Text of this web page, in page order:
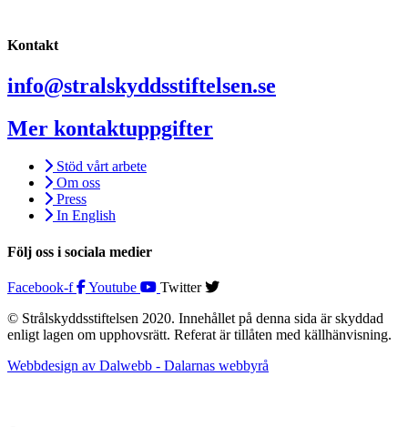
Kontakt
info@stralskyddsstiftelsen.se
Mer kontaktuppgifter
Stöd vårt arbete
Om oss
Press
In English
Följ oss i sociala medier
Facebook-f Youtube
Twitter
© Strålskyddsstiftelsen 2020. Innehållet på denna sida är skyddad
enligt lagen om upphovsrätt. Referat är tillåten med källhänvisning.
Webbdesign av Dalwebb - Dalarnas webbyrå